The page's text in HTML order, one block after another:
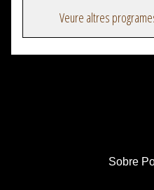
Veure altres
Sobre